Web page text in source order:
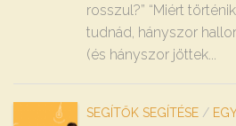
rosszul?” “Miért
tudnád, hányszor
(és hányszor jöttek...
SEGÍTŐK SEGÍTÉSE /